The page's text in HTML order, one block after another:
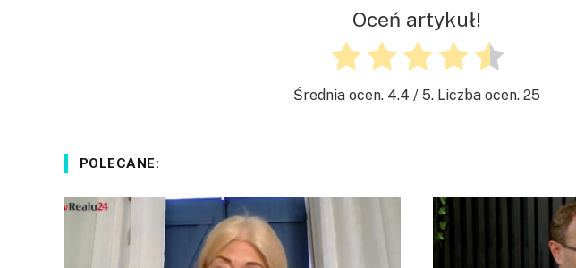
Średnia ocen.4.4/ 5. Liczba ocen.